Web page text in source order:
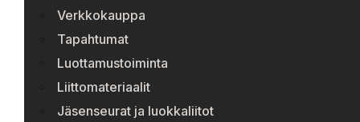
Verkkokauppa
Tapahtumat
Luottamustoiminta
Liittomateriaalit
Jäsenseurat ja luokkaliitot